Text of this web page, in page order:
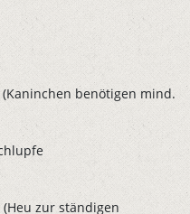
benötigen mind.
zur ständigen